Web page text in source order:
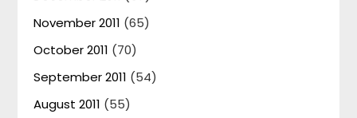
November 2011 (65)
October 2011 (70)
September 2011 (54)
August 2011 (55)